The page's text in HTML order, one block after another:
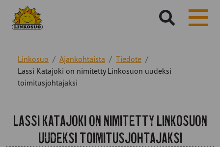
sivustolta:
Linkosuo Ajankohtaista
Tiedote
Lassi Katajoki on nimitetty Linkosuon uudeksi
toimitusjohtajaksi
Lassi Katajoki on nimitetty Linkosuon
uudeksi toimitusjohtajaksi